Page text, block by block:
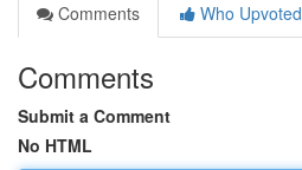
Comments
Who Upvoted
Comments
Submit a Comment
No HTML